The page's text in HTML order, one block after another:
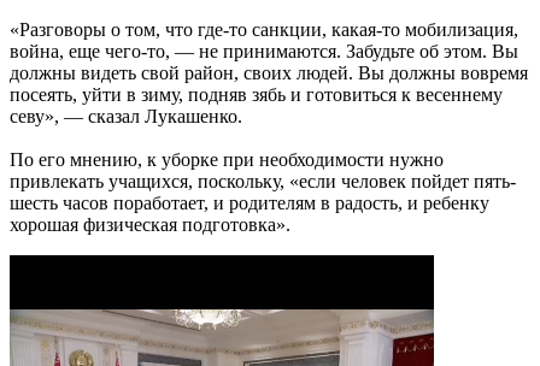
«Разговоры о том, что где-то санкции, какая-то мобилизация,
война, еще чего-то, — не принимаются. Забудьте об этом. Вы
должны видеть свой район, своих людей. Вы должны вовремя
посеять, уйти в зиму, подняв зябь и готовиться к весеннему
севу», — сказал Лукашенко.
По его мнению, к уборке при необходимости нужно
привлекать учащихся, поскольку, «если человек пойдет пять-
шесть часов поработает, и родителям в радость, и ребенку
хорошая физическая подготовка».